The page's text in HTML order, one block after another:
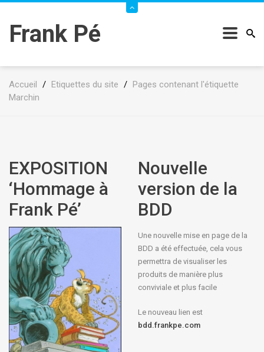
Frank Pé
Accueil / Etiquettes du site / Pages contenant l'étiquette
Marchin
EXPOSITION
‘Hommage à
Frank Pé’
Nouvelle
version de la
BDD
Une nouvelle mise en page de la
BDD a été effectuée, cela vous
permettra de visualiser les
produits de manière plus
conviviale et plus facile
Le nouveau lien est
bdd.frankpe.com